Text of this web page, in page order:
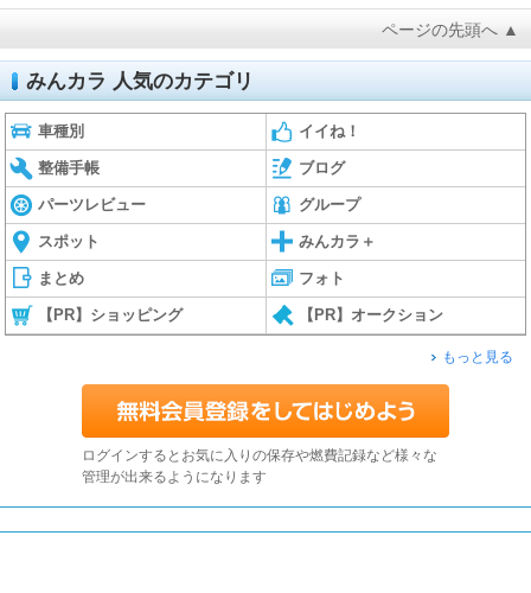
ページの先頭へ ▲
みんカラ 人気のカテゴリ
車種別 イイね！
整備手帳 ブログ
パーツレビュー グループ
スポット みんカラ＋
まとめ フォト
【PR】ショッピング 【PR】オークション
もっと見る
ログインするとお気に入りの保存や燃費記録など様々な
管理が出来るようになります